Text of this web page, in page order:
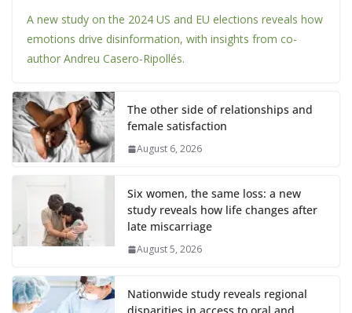
A new study on the 2024 US and EU elections reveals how
emotions drive disinformation, with insights from co-
author Andreu Casero-Ripollés.
The other side of relationships and
female satisfaction
August 6, 2026
Six women, the same loss: a new
study reveals how life changes after
late miscarriage
August 5, 2026
Nationwide study reveals regional